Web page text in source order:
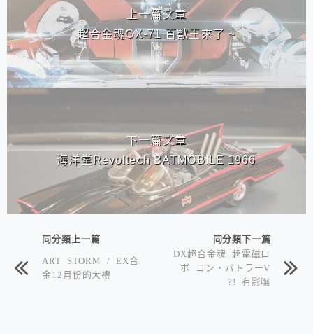
上一篇文章
超合金魂GX-71 百獸王來了 ~
下一篇文章
海洋堂Revoltech BATMOBILE 1966
同分類上一篇
ART STORM / EX合
金12月份的大禮
同分類下一篇
DX超合金魂 超電磁ロ
ボ コン・バトラーV
?! 有影嘸